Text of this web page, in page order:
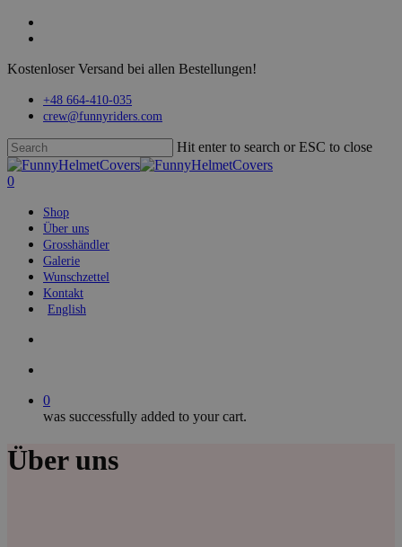
Skip
content
Kostenloser Versand bei allen Bestellungen!
+48 664-410-035
crew@funnyriders.com
Hit enter to search or ESC to close
Close
Search
search
account
0
Shop
Über uns
Grosshändler
Galerie
Wunschzettel
Kontakt
English
0
was successfully added to your cart.
Über uns